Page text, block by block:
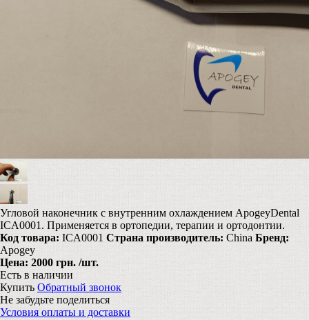
Угловой наконечник с внутренним охлаждением ApogeyDental
ICA0001. Применяется в ортопедии, терапии и ортодонтии.
Код товара: ICA0001 Страна производитель: China Бренд:
Apogey
Цена: 2000 грн. /шт.
Есть в наличии
Купить Обратный звонок
Не забудьте поделиться
Условия оплаты и доставки